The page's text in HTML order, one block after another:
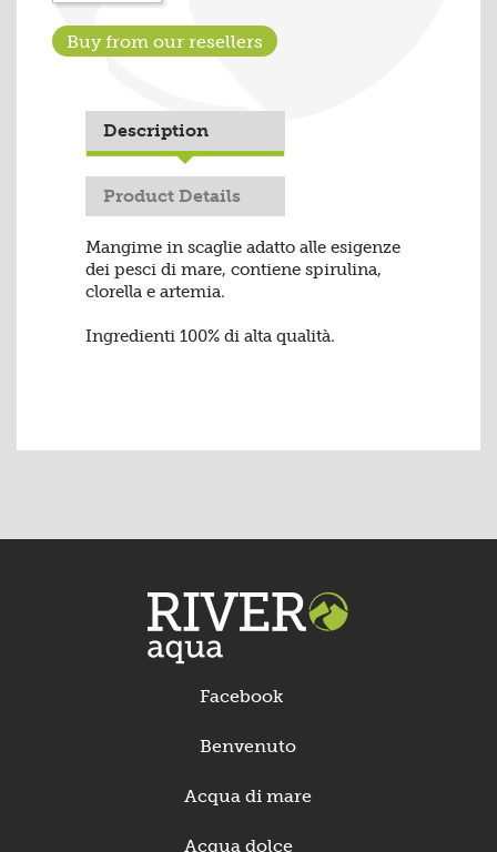
Buy from our resellers
Description
Product Details
Mangime in scaglie adatto alle esigenze
dei pesci di mare, contiene spirulina,
clorella e artemia.
Ingredienti 100% di alta qualità.
Facebook
Benvenuto
Acqua di mare
Acqua dolce